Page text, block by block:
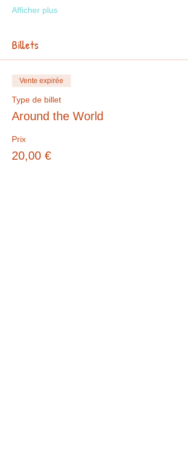
Afficher plus
Billets
Vente expirée
Type de billet
Around the World
Prix
20,00 €